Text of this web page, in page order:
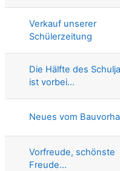
Verkauf unserer
Schülerzeitung
Die Hälfte des
ist vorbei...
Neues vom
Vorfreude, schönste
Freude...